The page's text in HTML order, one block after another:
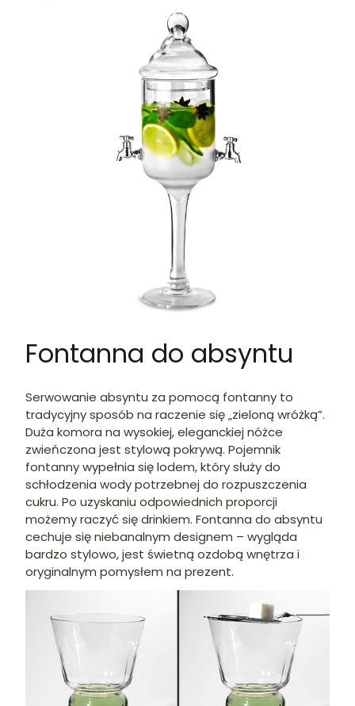
Fontanna do absyntu
Serwowanie absyntu za pomocą fontanny to
tradycyjny sposób na raczenie się „zieloną wróżką”.
Duża komora na wysokiej, eleganckiej nóżce
zwieńczona jest stylową pokrywą. Pojemnik
fontanny wypełnia się lodem, który służy do
schłodzenia wody potrzebnej do rozpuszczenia
cukru. Po uzyskaniu odpowiednich proporcji
możemy raczyć się drinkiem. Fontanna do absyntu
cechuje się niebanalnym designem – wygląda
bardzo stylowo, jest świetną ozdobą wnętrza i
oryginalnym pomysłem na prezent.